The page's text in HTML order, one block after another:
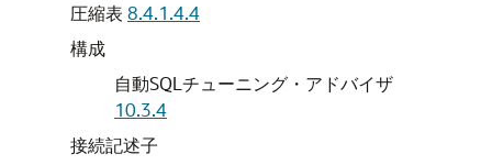
圧縮表 8.4.1.4.4
構成
自動SQLチューニング・アドバイザ
10.3.4
接続記述子